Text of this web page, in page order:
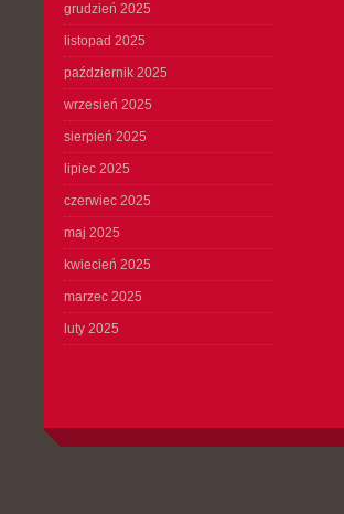
grudzień 2025
listopad 2025
październik 2025
wrzesień 2025
sierpień 2025
lipiec 2025
czerwiec 2025
maj 2025
kwiecień 2025
marzec 2025
luty 2025